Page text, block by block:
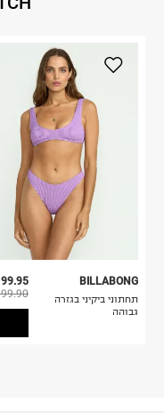
99.95 ₪
₪
BILLABONG
תחתוני ביקיני בגזרה
גבוהה